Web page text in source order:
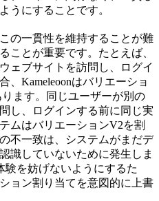
うにすることです。
の一貫性を維持することが難
ことが重要です。たとえば、
ェブサイトを訪問し、ログイ
、Kameleoonはバリエーショ
ます。同じユーザーが別の
し、ログインする前に同じ実
ムはバリエーションV2を割
不一致は、システムがまだデ
識していないために発生しま
験を妨げないようにするた
ョン割り当てを意図的に上書